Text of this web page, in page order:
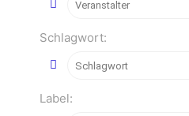
Schlagwort:
Label: